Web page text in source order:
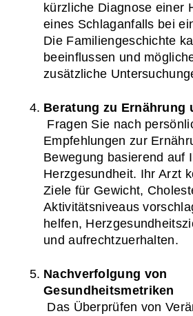
kürzliche Diagnose einer
eines Schlaganfalls bei
Die Familiengeschichte
beeinflussen und
zusätzliche
Beratung zu Ernährung
Empfehlungen zur
Bewegung basierend auf
Herzgesundheit. Ihr Arzt
Ziele für Gewicht,
Aktivitätsniveaus
helfen,
und aufrechtzuerhalten.
Nachverfolgung von
Gesundheitsmetriken